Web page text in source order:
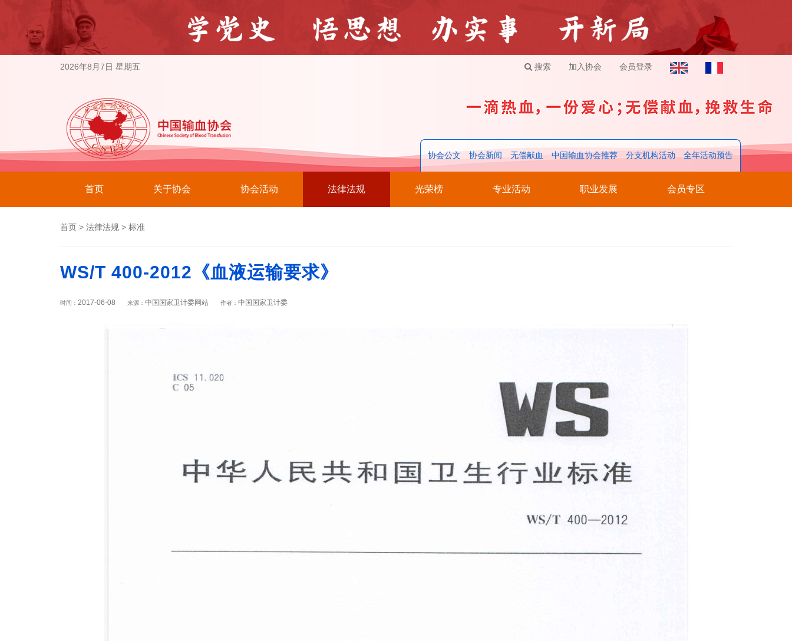
2026年8月7日 星期五 搜索 加入协会 会员登录
协会公文 协会新闻 无偿献血 中国输血协会推荐 分支机构活动 全年活动预告
首页 关于协会 协会活动 法律法规 光荣榜 专业活动 职业发展 会员专区
首页 > 法律法规 > 标准
WS/T 400-2012《血液运输要求》
时间： 2017-06-08 来源： 中国国家卫计委网站 作者： 中国国家卫计委